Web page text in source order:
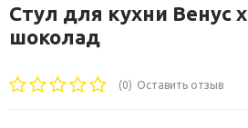
Стул для кухни Венус
шоколад
(0) Оставить отзыв